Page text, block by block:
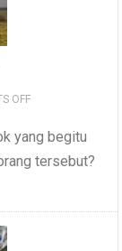
OFF
yang begitu
tersebut?